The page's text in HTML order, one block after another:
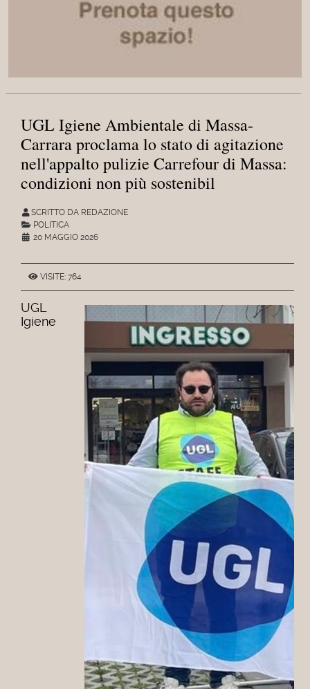
UGL Igiene Ambientale di Massa-
Carrara proclama lo stato di agitazione
nell'appalto pulizie Carrefour di Massa:
condizioni non più sostenibil
SCRITTO DA REDAZIONE
POLITICA
20 MAGGIO 2026
VISITE: 764
UGL
Igiene